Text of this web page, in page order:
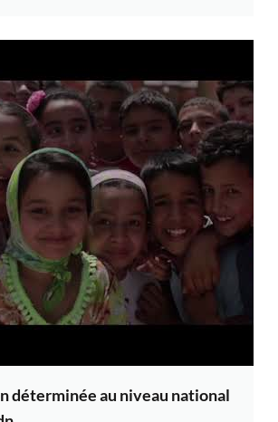
déterminée au niveau national